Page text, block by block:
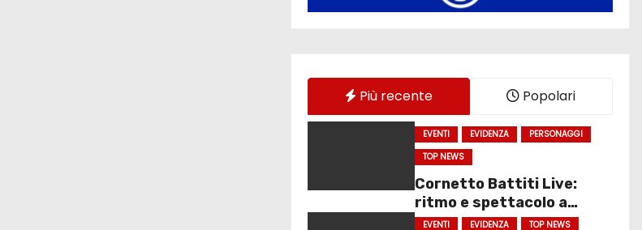
Più recente Popolari
EVENTI EVIDENZA
PERSONAGGI
TOP NEWS
Cornetto Battiti Live:
ritmo e spettacolo a
Molfetta
EVENTI EVIDENZA TOP NEWS